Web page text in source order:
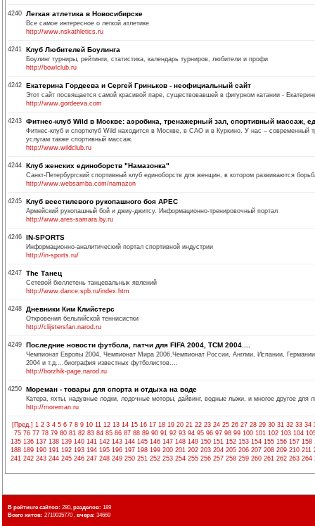
4240 Легкая атлетика в Новосибирске
Все самое интересное о легкой атлетике
http://www.nskathletics.ru
4241 Клуб Любителей Боулинга
Боулинг турниры, рейтинги, статистика, календарь турниров, любители и профи
http://bowlclub.ru
4242 Екатерина Гордеева и Сергей Гриньков - неофициальный сайт
Этот сайт посвящается самой красивой паре, существовавшей в фигурном катании -
http://www.gordeeva.com
4243 Фитнес-клуб Wild в Москве: аэробика, тренажерный зал, спортивный массаж,
Фитнес-клуб и спортклуб Wild находится в Москве, в САО и в Куркино. У нас – современный
услугам также спортивный массаж.
http://www.wildclub.ru
4244 Клуб женских единоборств "Намазонка"
Cанкт-Петербургский спортивный клуб единоборств для женщин, в котором развиваются
http://www.websamba.com/namazon
4245 Клуб всестилевого рукопашного боя АРЕС
Армейский рукопашный бой и джиу-джитсу. Информационно-тренировочный портал
http://www.ares-samara.by.ru
4246 IN-SPORTS
Информационно-аналитический портал спортивной индустрии
http://in-sports.ru/
4247 The Танец
Сетевой бюллетень танцевальных явлений
http://www.dance.spb.ru/index.htm
4248 Дневники Ким Клийстерс
Откровения бельгийской теннисистки
http://clijstersfan.narod.ru
4249 Последние новости футбола, патчи для FIFA 2004, TCM 2004....
Чемпионат Европы 2004, Чемпионат Мира 2006,Чемпионат России, Англии, Испании,
2004 и т.д....биография известных футболистов....
http://borzhik-page.narod.ru
4250 Мореман - товары для спорта и отдыха на воде
Катера, яхты, надувные лодки, лодочные моторы, дайвинг, водные лыжи, и многое другое для
http://moreman.ru
[Пред.] 1 2 3 4 5 6 7 8 9 10 11 12 13 14 15 16 17 18 19 20 21 22 23 24 25 26 27 28 29 30 31 32 33 34
75 76 77 78 79 80 81 82 83 84 85 86 87 88 89 90 91 92 93 94 95 96 97 98 99 100 101 102 103 104
135 136 137 138 139 140 141 142 143 144 145 146 147 148 149 150 151 152 153 154 155 156 157 158
188 189 190 191 192 193 194 195 196 197 198 199 200 201 202 203 204 205 206 207 208 209 210 211
241 242 243 244 245 246 247 248 249 250 251 252 253 254 255 256 257 258 259 260 261 262 263 264
В рейтинге сайтов: 280, разделов: 189
Всего хитов: 2719035770 , вчера: 34669